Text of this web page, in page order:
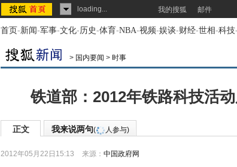
loading... 我的搜狐 邮件
首页-新闻-军事-文化-历史-体育-NBA-视频-娱谈-财经-世相-科技-
> 国内要闻 > 时事
铁道部：2012年铁路科技活
正文 我来说两句( 人参与)
2012年05月22日15:13 来源： 中国政府网